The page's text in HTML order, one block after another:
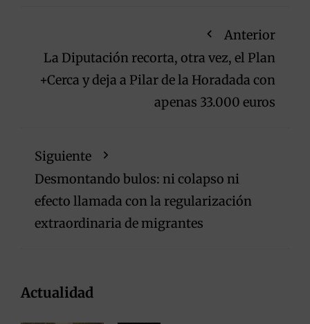
Anterior
La Diputación recorta, otra vez, el Plan
+Cerca y deja a Pilar de la Horadada con
apenas 33.000 euros
Siguiente
Desmontando bulos: ni colapso ni
efecto llamada con la regularización
extraordinaria de migrantes
Actualidad